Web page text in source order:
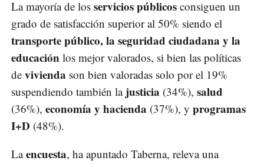
La mayoría de los servicios públicos consiguen un
grado de satisfacción superior al 50% siendo el
transporte público, la seguridad ciudadana y la
educación los mejor valorados, si bien las políticas
de vivienda son bien valoradas solo por el 19%
suspendiendo también la justicia (34%), salud
(36%), economía y hacienda (37%), y programas
I+D (48%).
Laencuesta, ha apuntado Taberna, releva una